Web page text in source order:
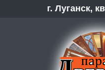
г. Луганск,